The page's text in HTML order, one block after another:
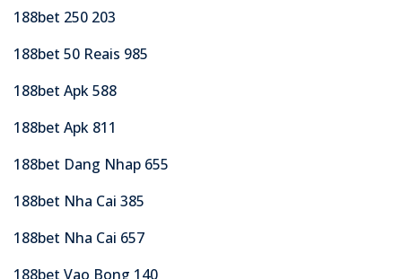
188bet 250 203
188bet 50 Reais 985
188bet Apk 588
188bet Apk 811
188bet Dang Nhap 655
188bet Nha Cai 385
188bet Nha Cai 657
188bet Vao Bong 140